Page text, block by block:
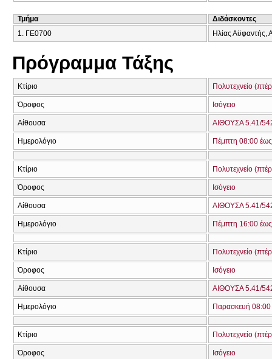
Τμήμα
Διδάσκοντες
1. ΓΕ0700
Ηλίας Αϋφαντής,
Πρόγραμμα Τάξης
Κτίριο Πολυτεχνείο
Όροφος Ισόγειο
Αίθουσα ΑΙΘΟΥΣΑ 5.41/
Ημερολόγιο Πέμπτη 08:00
Κτίριο Πολυτεχνείο
Όροφος Ισόγειο
Αίθουσα ΑΙΘΟΥΣΑ 5.41/
Ημερολόγιο Πέμπτη 16:00
Κτίριο Πολυτεχνείο
Όροφος Ισόγειο
Αίθουσα ΑΙΘΟΥΣΑ 5.41/
Ημερολόγιο Παρασκευή
Κτίριο Πολυτεχνείο
Όροφος Ισόγειο